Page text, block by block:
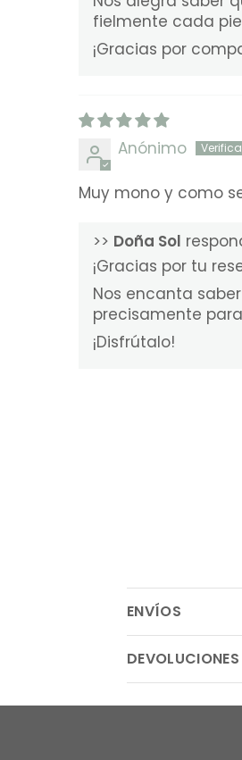
fielmente cada
¡Gracias por
Anónimo
Muy mono y como
>> Doña Sol
¡Gracias por tu
Nos encanta
precisamente
¡Disfrútalo!
ENVÍOS
DEVOLUCIONES